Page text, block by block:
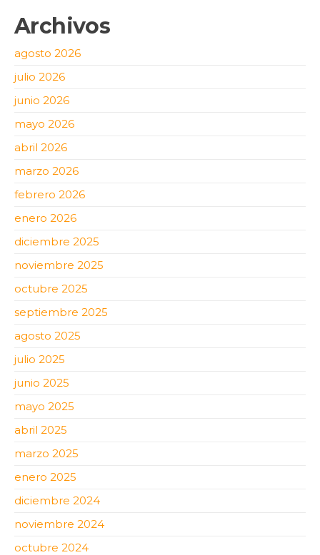
Archivos
agosto 2026
julio 2026
junio 2026
mayo 2026
abril 2026
marzo 2026
febrero 2026
enero 2026
diciembre 2025
noviembre 2025
octubre 2025
septiembre 2025
agosto 2025
julio 2025
junio 2025
mayo 2025
abril 2025
marzo 2025
enero 2025
diciembre 2024
noviembre 2024
octubre 2024